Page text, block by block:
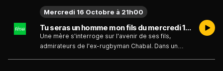
Tu seras un homme mon fils du mercredi 16 octobre
Une mère s'interroge sur l'avenir de ses fils,
admirateurs de l'ex-rugbyman Chabal. Dans un
Mercredi 16 Octobre à 21h00